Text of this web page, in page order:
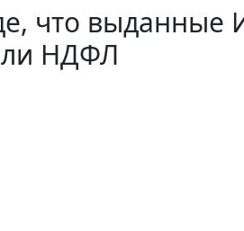
что
НДФЛ